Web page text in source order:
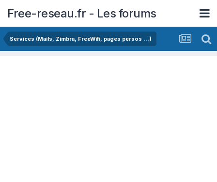
Free-reseau.fr - Les forums
Services (Mails, Zimbra, FreeWifi, pages persos ...)